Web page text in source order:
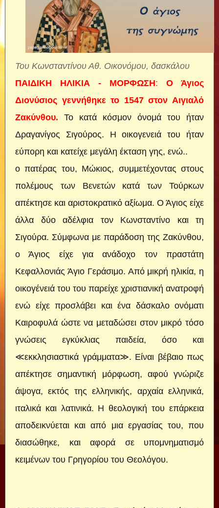
Του Κωνσταντίνου Αθ. Οικονόμου, δασκάλου
ΠΑΙΔΙΚΗ ΗΛΙΚΙΑ - ΜΟΡΦΩΣΗ:
Ο Άγιος
Διονύσιος γεννήθηκε το 1547 στον Αιγιαλό
Ζακύνθου. Το κατά κόσμον όνομά του ήταν
Δραγανίγος Σιγούρος. Η οικογενειά του ήταν
εύπορη και κατείχε μεγάλη έκταση γης, ενώ..
ο πατέρας του, Μώκιος, συμμετέχοντας στους
πολέμους των Βενετών κατά των Τούρκων
απέκτησε και αριστοκρατικό αξίωμα. Ο Άγιος είχε
άλλα δύο αδέλφια τον Κωνσταντίνο και τη
Σιγούρα. Σύμφωνα με παράδοση της Ζακύνθου,
ο Άγιος είχε για ανάδοχο τον πραστάτη
Κεφαλλονιάς Άγιο Γεράσιμο. Από μικρή ηλικία, η
οικογένειά του του παρείχε χριστιανική ανατροφή
ενώ είχε προσλάβει και ένα δάσκαλο ονόματι
Καιροφυλά ώστε να μεταδώσει στον μικρό τόσο
γνώσεις εγκύκλιας παιδεία, όσο και
≪εκκλησιαστικά γράμματα≫. Είναι βέβαιο πως
απέκτησε σημαντική μόρφωση, αφού γνώριζε
άψογα, εκτός της ελληνικής, αρχαία ελληνικά,
ιταλικά και λατινικά. Η θεολογική του επάρκεια
αποδεικνύεται και από μια εργασίας του, που
διασώθηκε, και αφορά σε υπομνηματισμό
κειμένων του Γρηγορίου του Θεολόγου.